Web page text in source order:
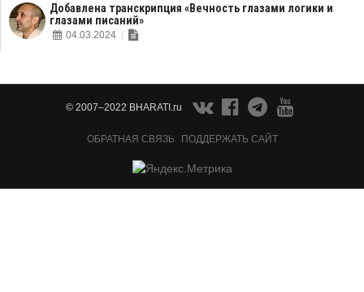
Добавлена транскрипция «Вечность глазами логики и
глазами писаний»
04.03.2024
© 2007–2022 BHARATI.ru
ОБРАТНАЯ СВЯЗЬ ПОДДЕРЖАТЬ САЙТ